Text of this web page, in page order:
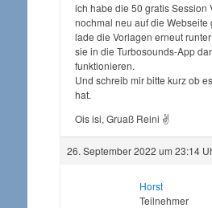
ich habe die 50 gratis Session
nochmal neu auf die Webseite
lade die Vorlagen erneut
sie in die Turbosounds-App
funktionieren.
Und schreib mir bitte kurz ob
hat.
Ois isi, Gruaß Reini ✌️
26. September 2022 um 23:14
Horst
Teilnehmer